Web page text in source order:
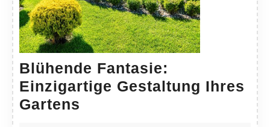
Blühende Fantasie:
Einzigartige Gestaltung Ihres
Gartens